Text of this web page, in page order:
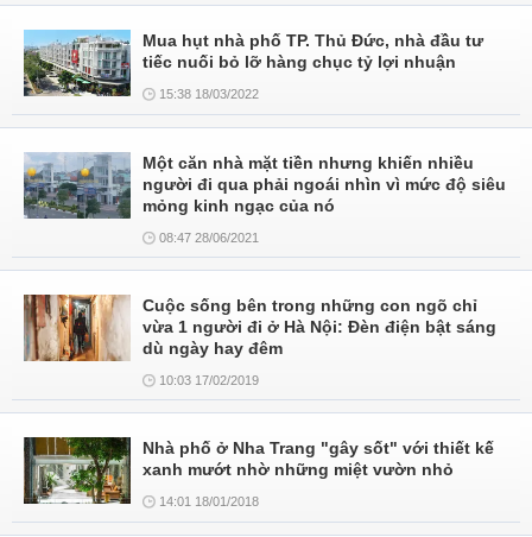
Mua hụt nhà phố TP. Thủ Đức, nhà đầu tư
tiếc nuối bỏ lỡ hàng chục tỷ lợi nhuận
15:38 18/03/2022
Một căn nhà mặt tiền nhưng khiến nhiều
người đi qua phải ngoái nhìn vì mức độ siêu
mỏng kinh ngạc của nó
08:47 28/06/2021
Cuộc sống bên trong những con ngõ chỉ
vừa 1 người đi ở Hà Nội: Đèn điện bật sáng
dù ngày hay đêm
10:03 17/02/2019
Nhà phố ở Nha Trang "gây sốt" với thiết kế
xanh mướt nhờ những miệt vườn nhỏ
14:01 18/01/2018